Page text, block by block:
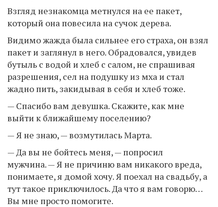
Взгляд незнакомца метнулся на ее пакет,
который она повесила на сучок дерева.
Видимо жажда была сильнее его страха, он взял
пакет и заглянул в него. Обрадовался, увидев
бутыль с водой и хлеб с салом, не спрашивая
разрешения, сел на подушку из мха и стал
жадно пить, закидывая в себя и хлеб тоже.
— Спасибо вам девушка. Скажите, как мне
выйти к ближайшему поселению?
— Я не знаю, — возмутилась Марта.
— Да вы не бойтесь меня, — попросил
мужчина. — Я не причиню вам никакого вреда,
понимаете, я домой хочу. Я поехал на свадьбу, а
тут такое приключилось. Да что я вам говорю…
Вы мне просто помогите.